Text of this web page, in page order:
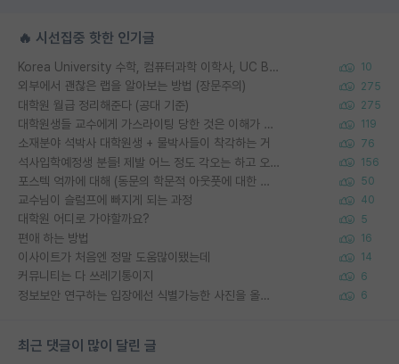
🔥 시선집중 핫한 인기글
Korea University 수학, 컴퓨터과학 이학사, UC Berkeley 산업공학 대학원 공학박사가 되는 것은 쉽지 않겠죠? 10
외부에서 괜찮은 랩을 알아보는 방법 (장문주의) 275
대학원 월급 정리해준다 (공대 기준) 275
대학원생들 교수에게 가스라이팅 당한 것은 이해가 갑니다. 안타깝네요. 119
소재분야 석박사 대학원생 + 물박사들이 착각하는 거 76
석사입학예정생 분들! 제발 어느 정도 각오는 하고 오세요. 156
포스텍 억까에 대해 (동문의 학문적 아웃풋에 대한 반박) 50
교수님이 슬럼프에 빠지게 되는 과정 40
대학원 어디로 가야할까요? 5
편애 하는 방법 16
이사이트가 처음엔 정말 도움많이됐는데 14
커뮤니티는 다 쓰레기통이지 6
정보보안 연구하는 입장에선 식별가능한 사진을 올리는건 비추이긴함 6
최근 댓글이 많이 달린 글